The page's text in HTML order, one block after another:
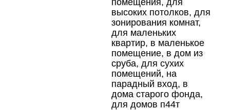
помещения, для
высоких потолков, для
зонирования комнат,
для маленьких
квартир, в маленькое
помещение, в дом из
сруба, для сухих
помещений, на
парадный вход, в
дома старого фонда,
для домов п44т